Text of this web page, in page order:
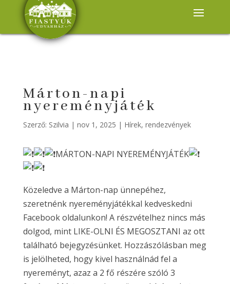
Márton-napi
nyereményjáték
Szerző: Szilvia | nov 1, 2025 | Hírek, rendezvények
MÁRTON-NAPI NYEREMÉNYJÁTÉK
Közeledve a Márton-nap ünnepéhez,
szeretnénk nyereményjátékkal kedveskedni
Facebook oldalunkon! A részvételhez nincs más
dolgod, mint LIKE-OLNI ÉS MEGOSZTANI az ott
található bejegyzésünket. Hozzászólásban meg
is jelölheted, hogy kivel használnád fel a
nyereményt, azaz a 2 fő részére szóló 3